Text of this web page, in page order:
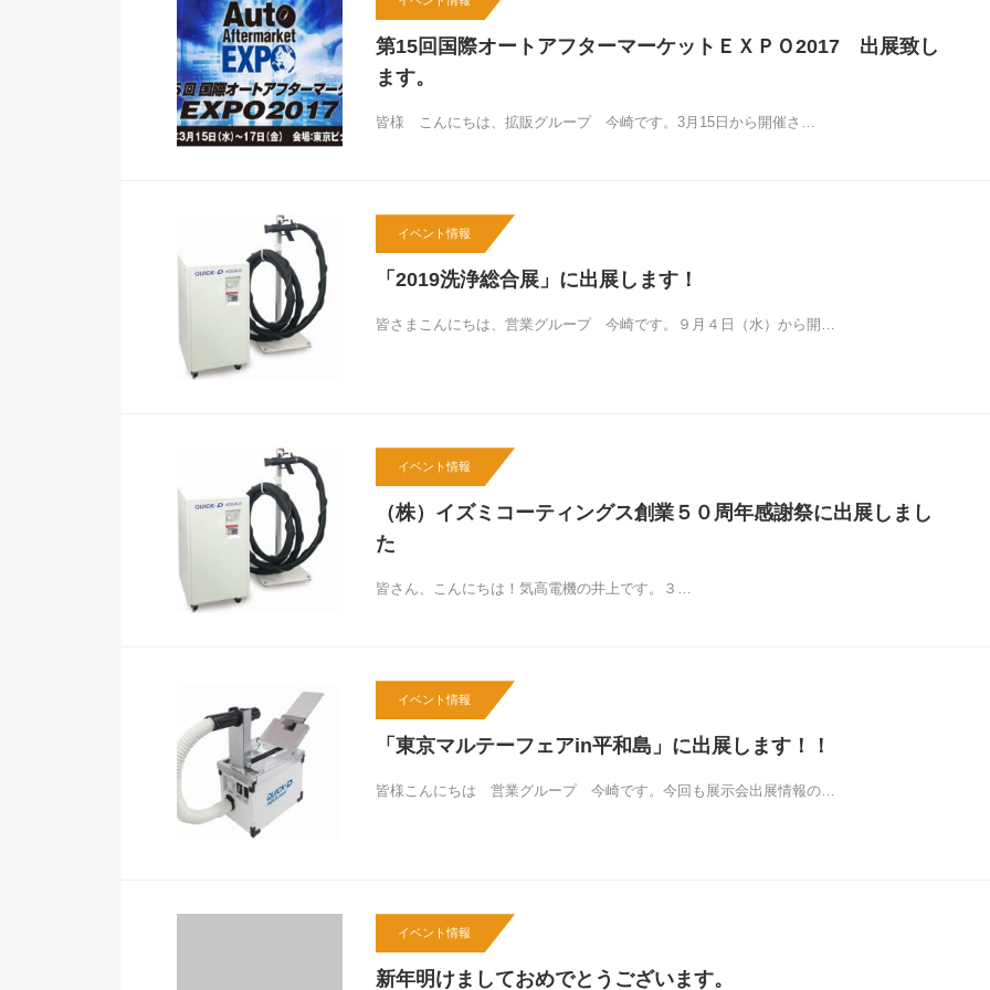
第15回国際オートアフターマーケットＥＸＰＯ2017 出展致し
ます。
皆様 こんにちは、拡販グループ 今崎です。3月15日から開催さ…
イベント情報
「2019洗浄総合展」に出展します！
皆さまこんにちは、営業グループ 今崎です。９月４日（水）から開…
イベント情報
（株）イズミコーティングス創業５０周年感謝祭に出展しまし
た
皆さん、こんにちは！気高電機の井上です。３…
イベント情報
「東京マルテーフェアin平和島」に出展します！！
皆様こんにちは 営業グループ 今崎です。今回も展示会出展情報の…
イベント情報
新年明けましておめでとうございます。